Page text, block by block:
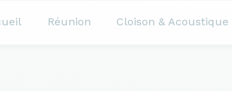
Réunion Cloison & Acoustique